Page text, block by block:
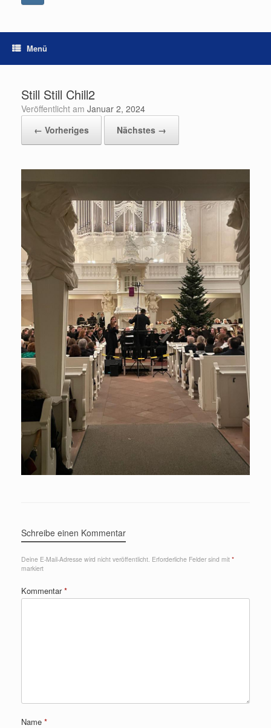
Menü
Still Still Chill2
Veröffentlicht am Januar 2, 2024
← Vorheriges
Nächstes →
Schreibe einen Kommentar
Deine E-Mail-Adresse wird nicht veröffentlicht. Erforderliche Felder sind mit *
markiert
Kommentar*
Name *